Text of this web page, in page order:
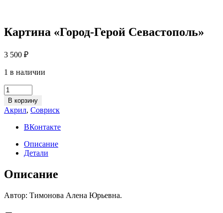
Картина «Город-Герой Севастополь»
3 500 ₽
1 в наличии
Картина
«Город-
Герой
Севастополь»
quantity
В корзину
Акрил, Совриск
ВКонтакте
Описание
Детали
Описание
Автор: Тимонова Алена Юрьевна.